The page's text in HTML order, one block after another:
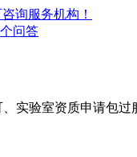
询服务机构！
问答
实验室资质申请包过